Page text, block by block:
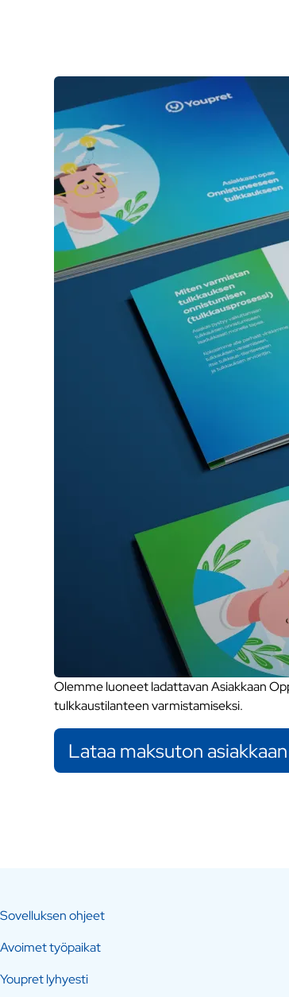
Olemme luoneet ladattavan Asiakkaan
tulkkaustilanteen varmistamiseksi.
Lataa maksuton
Sovelluksen ohjeet
Avoimet työpaikat
Youpret lyhyesti